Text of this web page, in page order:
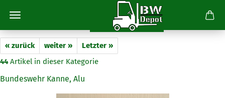
« zurück weiter »
Letzter »
44Artikel in dieser Kategorie
Bundeswehr Kanne, Alu